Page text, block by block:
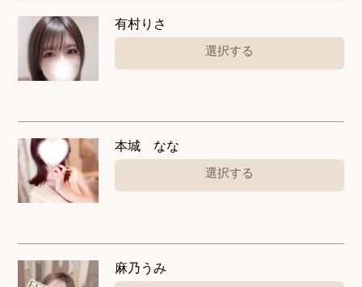
有村りさ
選択する
本城 なな
選択する
麻乃うみ